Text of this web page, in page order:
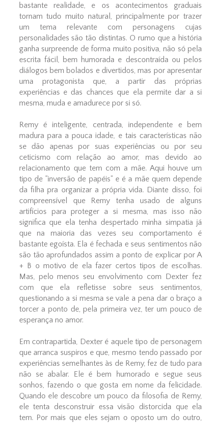
bastante realidade, e os acontecimentos graduais
tornam tudo muito natural, principalmente por trazer
um tema relevante com personagens cujas
personalidades são tão distintas. O rumo que a história
ganha surpreende de forma muito positiva, não só pela
escrita fácil, bem humorada e descontraída ou pelos
diálogos bem bolados e divertidos, mas por apresentar
uma protagonista que, a partir das próprias
experiências e das chances que ela permite dar a si
mesma, muda e amadurece por si só.
Remy é inteligente, centrada, independente e bem
madura para a pouca idade, e tais características não
se dão apenas por suas experiências ou por seu
ceticismo com relação ao amor, mas devido ao
relacionamento que tem com a mãe. Aqui houve um
tipo de "inversão de papéis" e é a mãe quem depende
da filha pra organizar a própria vida. Diante disso, foi
compreensível que Remy tenha usado de alguns
artifícios para proteger a si mesma, mas isso não
significa que ela tenha despertado minha simpatia já
que na maioria das vezes seu comportamento é
bastante egoísta. Ela é fechada e seus sentimentos não
são tão aprofundados assim a ponto de explicar por A
+ B o motivo de ela fazer certos tipos de escolhas.
Mas, pelo menos seu envolvimento com Dexter fez
com que ela refletisse sobre seus sentimentos,
questionando a si mesma se vale a pena dar o braço a
torcer a ponto de, pela primeira vez, ter um pouco de
esperança no amor.
Em contrapartida, Dexter é aquele tipo de personagem
que arranca suspiros e que, mesmo tendo passado por
experiências semelhantes às de Remy, fez de tudo para
não se abalar. Ele é bem humorado e segue seus
sonhos, fazendo o que gosta em nome da felicidade.
Quando ele descobre um pouco da filosofia de Remy,
ele tenta desconstruir essa visão distorcida que ela
tem. Por mais que eles sejam o oposto um do outro,